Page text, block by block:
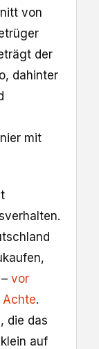
von
der
dahinter
mit
vor
Achte.
die das
auf